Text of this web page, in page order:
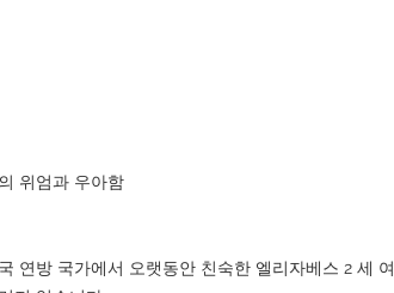
위엄과 우아함
연방 국가에서 오랫동안 친숙한 엘리자베스 2 세 여